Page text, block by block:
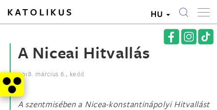
KATOLIKUS HU
A Niceai Hitvallás
2018. március 6., kedd
A szentmisében a Nicea-konstantinápolyi Hitvallást